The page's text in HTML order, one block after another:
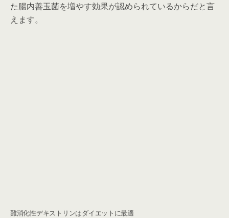
た腸内善玉菌を増やす効果が認められているからだと言
えます。
難消化性デキストリンはダイエットに最適